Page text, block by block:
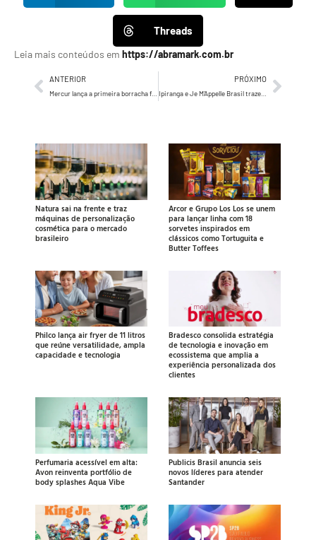
Threads
Leia mais conteúdos em https://abramark.com.br
ANTERIOR
Mercur lança a primeira borracha feita com látex 100% da Amazônia
PRÓXIMO
Ipiranga e Je M’Appelle Brasil trazem coleção de Paris para o consumidor
Natura sai na frente e traz
máquinas de personalização
cosmética para o mercado
brasileiro
Arcor e Grupo Los Los se unem
para lançar linha com 18
sorvetes inspirados em
clássicos como Tortuguita e
Butter Toffees
Philco lança air fryer de 11 litros
que reúne versatilidade, ampla
capacidade e tecnologia
Bradesco consolida estratégia
de tecnologia e inovação em
ecossistema que amplia a
experiência personalizada dos
clientes
Perfumaria acessível em alta:
Avon reinventa portfólio de
body splashes Aqua Vibe
Publicis Brasil anuncia seis
novos líderes para atender
Santander